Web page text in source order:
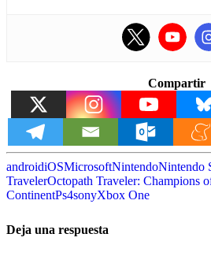
Compartir
androidiOSMicrosoftNintendoNintendo
TravelerOctopath Traveler: Champions
ContinentPs4sonyXbox One
Deja una respuesta